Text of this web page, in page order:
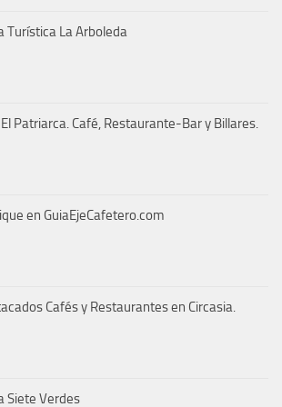
Turística La Arboleda
El Patriarca. Café, Restaurante-Bar y Billares.
en GuiaEjeCafetero.com
Cafés y Restaurantes en Circasia.
Siete Verdes